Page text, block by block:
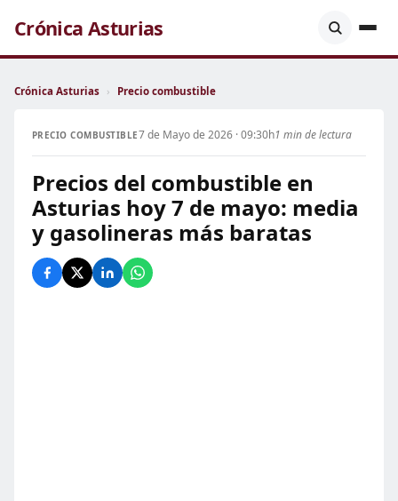
Crónica Asturias
Crónica Asturias › Precio combustible
PRECIO COMBUSTIBLE7 de Mayo de 2026 · 09:30h1 min de lectura
Precios del combustible en
Asturias hoy 7 de mayo: media
y gasolineras más baratas